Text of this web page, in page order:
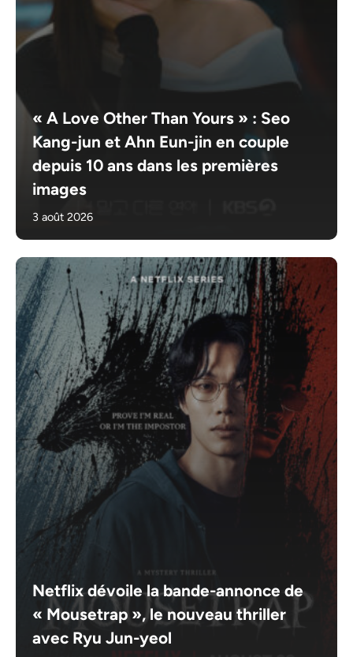
« A Love Other Than Yours » : Seo
Kang-jun et Ahn Eun-jin en couple
depuis 10 ans dans les premières
images
3 août 2026
Netflix dévoile la bande-annonce de
« Mousetrap », le nouveau thriller
avec Ryu Jun-yeol